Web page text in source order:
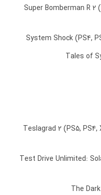
Super Bomberman R 2
System Shock (PS4,
Tales of
Teslagrad 2 (PS5, PS4,
Test Drive Unlimited:
The